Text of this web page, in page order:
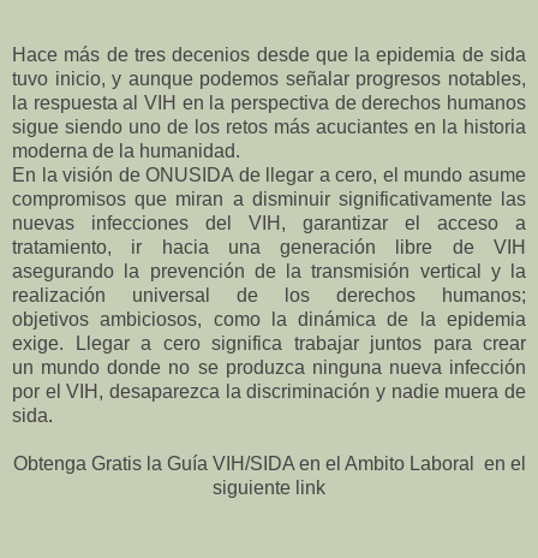
Hace más de tres decenios desde que la epidemia de sida
tuvo inicio, y aunque podemos señalar progresos notables,
la respuesta al VIH en la perspectiva de derechos humanos
sigue siendo uno de los retos más acuciantes en la historia
moderna de la humanidad.
En la visión de ONUSIDA de llegar a cero, el mundo asume
compromisos que miran a disminuir significativamente las
nuevas infecciones del VIH, garantizar el acceso a
tratamiento, ir hacia una generación libre de VIH
asegurando la prevención de la transmisión vertical y la
realización universal de los derechos humanos;
objetivos ambiciosos, como la dinámica de la epidemia
exige. Llegar a cero significa trabajar juntos para crear
un mundo donde no se produzca ninguna nueva infección
por el VIH, desaparezca la discriminación y nadie muera de
sida.
Obtenga Gratis la Guía VIH/SIDA en el Ambito Laboral en el
siguiente link